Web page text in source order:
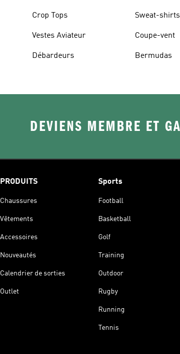
Crop Tops
Vestes Aviateur
Débardeurs
Sweat-shirts
Coupe-vent
Bermudas
DEVIENS MEMBRE ET
PRODUITS
Chaussures
Vêtements
Accessoires
Nouveautés
Calendrier de sorties
Outlet
Sports
Football
Basketball
Golf
Training
Outdoor
Rugby
Running
Tennis